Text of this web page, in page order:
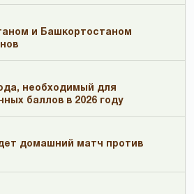
и Башкортостаном
необходимый для
баллов в 2026 году
домашний матч против